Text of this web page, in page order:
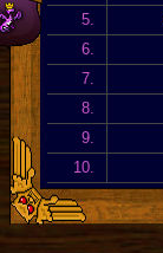
5.
6.
7.
8.
9.
10.